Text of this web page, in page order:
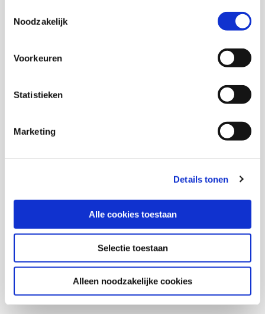
Noodzakelijk
Voorkeuren
Statistieken
Marketing
Details tonen
Alle cookies toestaan
Selectie toestaan
Alleen noodzakelijke cookies
Deel deze publicatie op: